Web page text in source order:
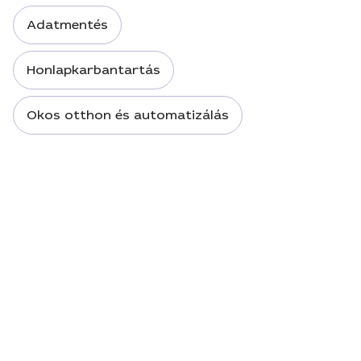
Adatmentés
Honlapkarbantartás
Okos otthon és automatizálás